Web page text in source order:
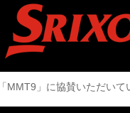
「MMT9」に協賛いただいて